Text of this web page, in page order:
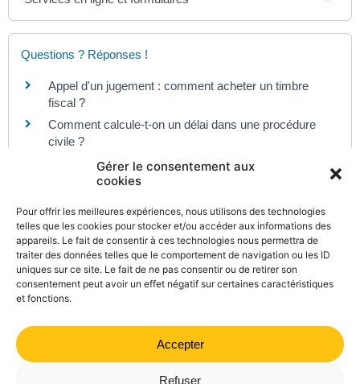
Gérer le consentement aux
cookies
Pour offrir les meilleures expériences, nous utilisons des technologies
telles que les cookies pour stocker et/ou accéder aux informations des
appareils. Le fait de consentir à ces technologies nous permettra de
traiter des données telles que le comportement de navigation ou les ID
uniques sur ce site. Le fait de ne pas consentir ou de retirer son
consentement peut avoir un effet négatif sur certaines caractéristiques
et fonctions.
Accepter
Refuser
Questions ? Réponses !
Appel d'un jugement : comment acheter un timbre
fiscal ?
Comment calcule-t-on un délai dans une procédure
civile ?
Appel des jugements du tribunal de police (liste des
jugements concernés)
Legifrance
© Direction de l'information légale et administrative
comarquage developpé par